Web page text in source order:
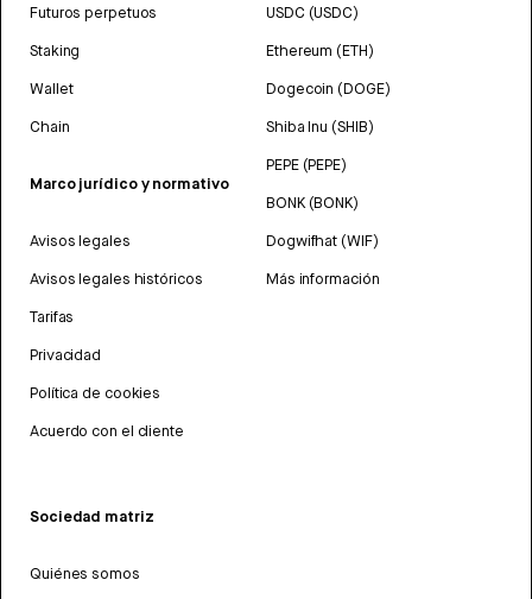
Futuros perpetuos
Staking
Wallet
Chain
Marco jurídico y normativo
Avisos legales
Avisos legales históricos
Tarifas
Privacidad
Política de cookies
Acuerdo con el cliente
USDC (USDC)
Ethereum (ETH)
Dogecoin (DOGE)
Shiba Inu (SHIB)
PEPE (PEPE)
BONK (BONK)
Dogwifhat (WIF)
Más información
Sociedad matriz
Quiénes somos